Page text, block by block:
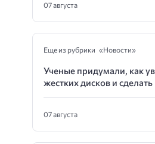
07 августа
Еще из рубрики «Новости»
Ученые придумали, как
жестких дисков и
07 августа